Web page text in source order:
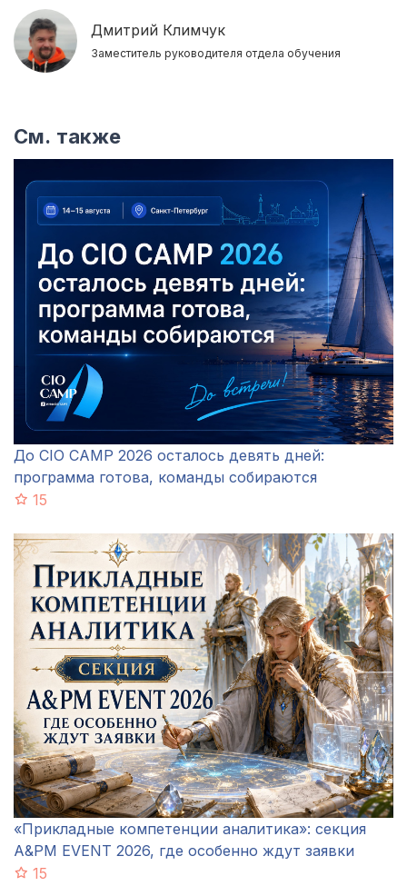
Дмитрий Климчук
Заместитель руководителя отдела обучения
См. также
До CIO CAMP 2026 осталось девять дней:
программа готова, команды собираются
15
«Прикладные компетенции аналитика»: секция
A&PM EVENT 2026, где особенно ждут заявки
15